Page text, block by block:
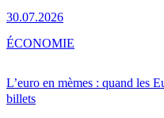
30.07.2026
L’euro en mèmes : quand les
billets
ÉCONOMIE